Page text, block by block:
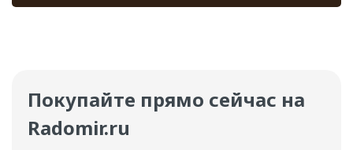
Покупайте прямо сейчас на
Radomir.ru